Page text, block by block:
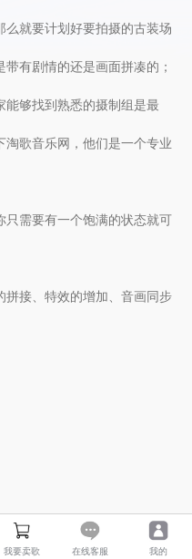
就要计划好要拍摄的古装场
有剧情的还是画面拼凑的；
够找到熟悉的摄制组是最
歌音乐网，他们是一个专业
需要有一个饱满的状态就可
接、特效的增加、音画同步
我要卖歌 在线客服 我的